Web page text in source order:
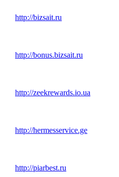
http://bizsait.ru
http://bonus.bizsait.ru
http://zeekrewards.io.ua
http://hermesservice.ge
http://piarbest.ru